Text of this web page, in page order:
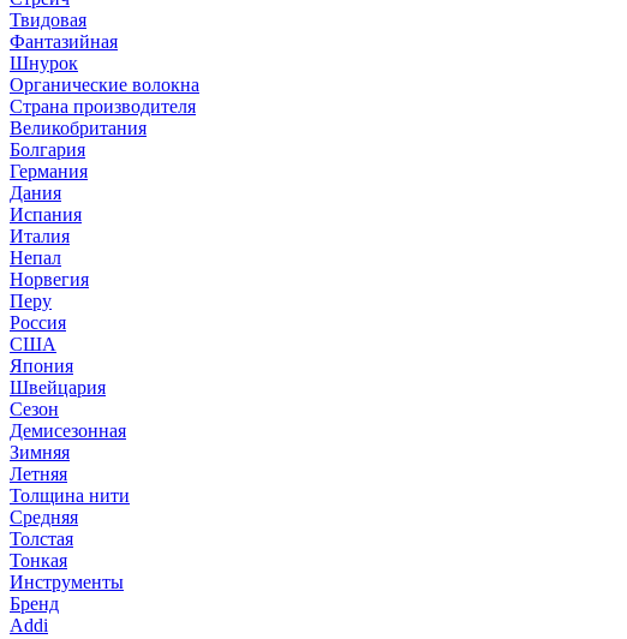
Твидовая
Фантазийная
Шнурок
Органические волокна
Страна производителя
Великобритания
Болгария
Германия
Дания
Испания
Италия
Непал
Норвегия
Перу
Россия
США
Япония
Швейцария
Сезон
Демисезонная
Зимняя
Летняя
Толщина нити
Средняя
Толстая
Тонкая
Инструменты
Бренд
Addi